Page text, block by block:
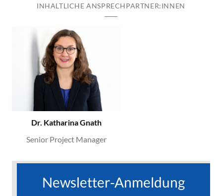
INHALTLICHE ANSPRECHPARTNER:INNEN
Dr. Katharina Gnath
Senior Project Manager
Newsletter-Anmeldung